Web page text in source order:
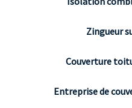
Zingueur
Couverture
Entreprise de